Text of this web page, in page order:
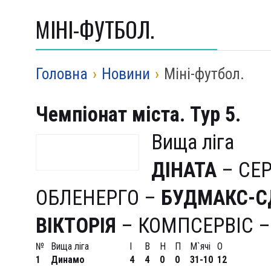
МІНІ-ФУТБОЛ.
Головна › Новини › Міні-футбол.
Чемпіонат міста. Тур 5.
Вища ліга
ДІНАТА –
ОБЛЕНЕРГО – БУДМАКС-
ВІКТОРІЯ – КОМПСЕРВІС
№ Вища ліга І В Н П М`ячі О
1
Динамо 4 4 0 0 31-10 12